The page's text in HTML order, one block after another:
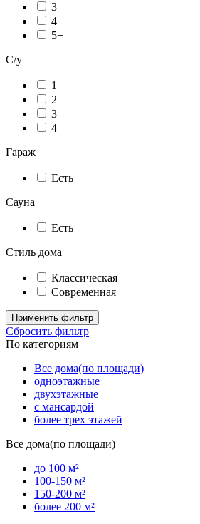
3
4
5+
С/у
1
2
3
4+
Гараж
Есть
Сауна
Есть
Стиль дома
Классическая
Современная
Применить фильтр
Сбросить фильтр
По категориям
Все дома(по площади)
одноэтажные
двухэтажные
с мансардой
более трех этажей
Все дома(по площади)
до 100 м²
100-150 м²
150-200 м²
более 200 м²